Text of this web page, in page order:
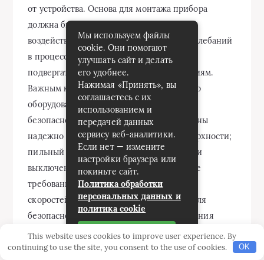
Мы используем файлы
cookie. Они помогают
улучшать сайт и делать
его удобнее.
Нажимая «Принять», вы
соглашаетесь с их
использованием и
передачей данных
сервису веб-аналитики.
Если нет — измените
настройки браузера или
покиньте сайт.
Политика обработки
персональных данных и
политика cookie
This website uses cookies to improve user experience. By
continuing to use the site, you consent to the use of cookies.
OK